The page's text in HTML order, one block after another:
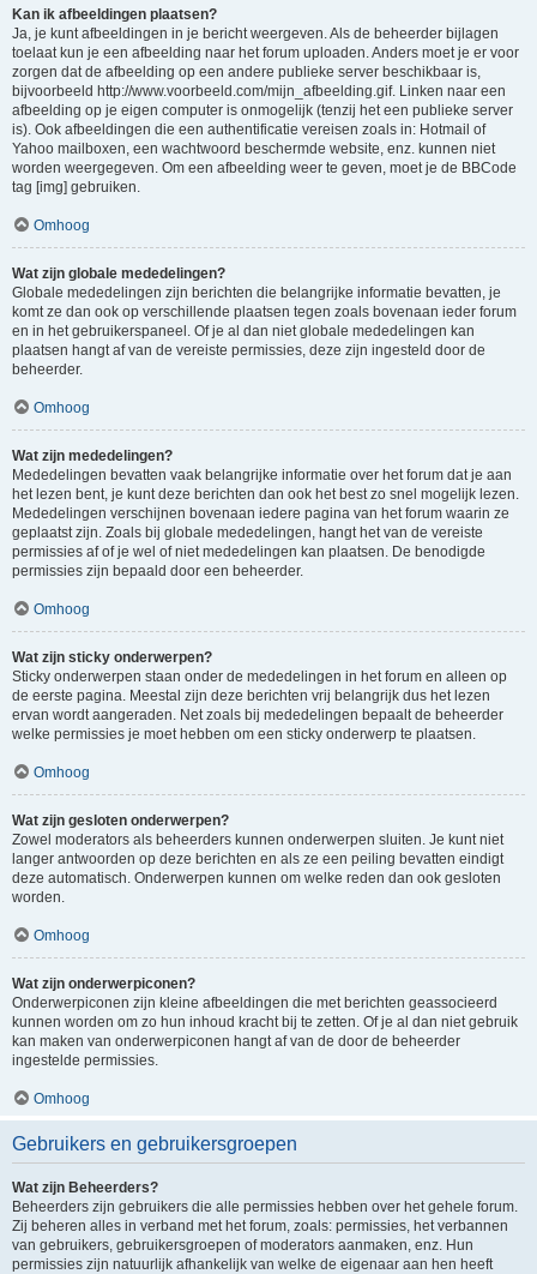
Kan ik afbeeldingen plaatsen?
Ja, je kunt afbeeldingen in je bericht weergeven. Als de beheerder bijlagen
toelaat kun je een afbeelding naar het forum uploaden. Anders moet je er voor
zorgen dat de afbeelding op een andere publieke server beschikbaar is,
bijvoorbeeld http://www.voorbeeld.com/mijn_afbeelding.gif. Linken naar een
afbeelding op je eigen computer is onmogelijk (tenzij het een publieke server
is). Ook afbeeldingen die een authentificatie vereisen zoals in: Hotmail of
Yahoo mailboxen, een wachtwoord beschermde website, enz. kunnen niet
worden weergegeven. Om een afbeelding weer te geven, moet je de BBCode
tag [img] gebruiken.
Omhoog
Wat zijn globale mededelingen?
Globale mededelingen zijn berichten die belangrijke informatie bevatten, je
komt ze dan ook op verschillende plaatsen tegen zoals bovenaan ieder forum
en in het gebruikerspaneel. Of je al dan niet globale mededelingen kan
plaatsen hangt af van de vereiste permissies, deze zijn ingesteld door de
beheerder.
Omhoog
Wat zijn mededelingen?
Mededelingen bevatten vaak belangrijke informatie over het forum dat je aan
het lezen bent, je kunt deze berichten dan ook het best zo snel mogelijk lezen.
Mededelingen verschijnen bovenaan iedere pagina van het forum waarin ze
geplaatst zijn. Zoals bij globale mededelingen, hangt het van de vereiste
permissies af of je wel of niet mededelingen kan plaatsen. De benodigde
permissies zijn bepaald door een beheerder.
Omhoog
Wat zijn sticky onderwerpen?
Sticky onderwerpen staan onder de mededelingen in het forum en alleen op
de eerste pagina. Meestal zijn deze berichten vrij belangrijk dus het lezen
ervan wordt aangeraden. Net zoals bij mededelingen bepaalt de beheerder
welke permissies je moet hebben om een sticky onderwerp te plaatsen.
Omhoog
Wat zijn gesloten onderwerpen?
Zowel moderators als beheerders kunnen onderwerpen sluiten. Je kunt niet
langer antwoorden op deze berichten en als ze een peiling bevatten eindigt
deze automatisch. Onderwerpen kunnen om welke reden dan ook gesloten
worden.
Omhoog
Wat zijn onderwerpiconen?
Onderwerpiconen zijn kleine afbeeldingen die met berichten geassocieerd
kunnen worden om zo hun inhoud kracht bij te zetten. Of je al dan niet gebruik
kan maken van onderwerpiconen hangt af van de door de beheerder
ingestelde permissies.
Omhoog
Gebruikers en gebruikersgroepen
Wat zijn Beheerders?
Beheerders zijn gebruikers die alle permissies hebben over het gehele forum.
Zij beheren alles in verband met het forum, zoals: permissies, het verbannen
van gebruikers, gebruikersgroepen of moderators aanmaken, enz. Hun
permissies zijn natuurlijk afhankelijk van welke de eigenaar aan hen heeft